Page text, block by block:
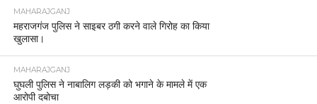
MAHARAJGANJ
महराजगंज पुलिस ने साइबर ठगी करने वाले गिरोह का किया
खुलासा।
MAHARAJGANJ
घुघली पुलिस ने नाबालिग लड़की को भगाने के मामले में एक
आरोपी दबोचा